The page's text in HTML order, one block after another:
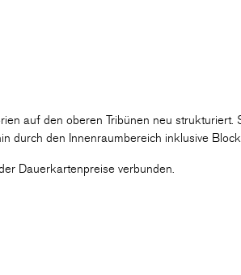
auf den oberen Tribünen neu
durch den Innenraumbereich inklusive
Dauerkartenpreise verbunden.